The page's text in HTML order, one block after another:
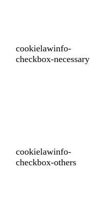
cookielawinfo-
checkbox-necessary
cookielawinfo-
checkbox-others